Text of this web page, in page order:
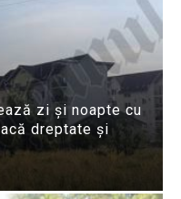
zi și noapte cu
dreptate și